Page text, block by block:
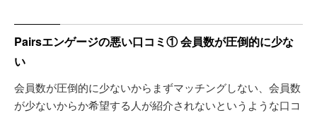
Pairsエンゲージの悪い口コミ① 会員数が圧倒的に少な
い
会員数が圧倒的に少ないからまずマッチングしない、会員数
が少ないからか希望する人が紹介されないというような口コ